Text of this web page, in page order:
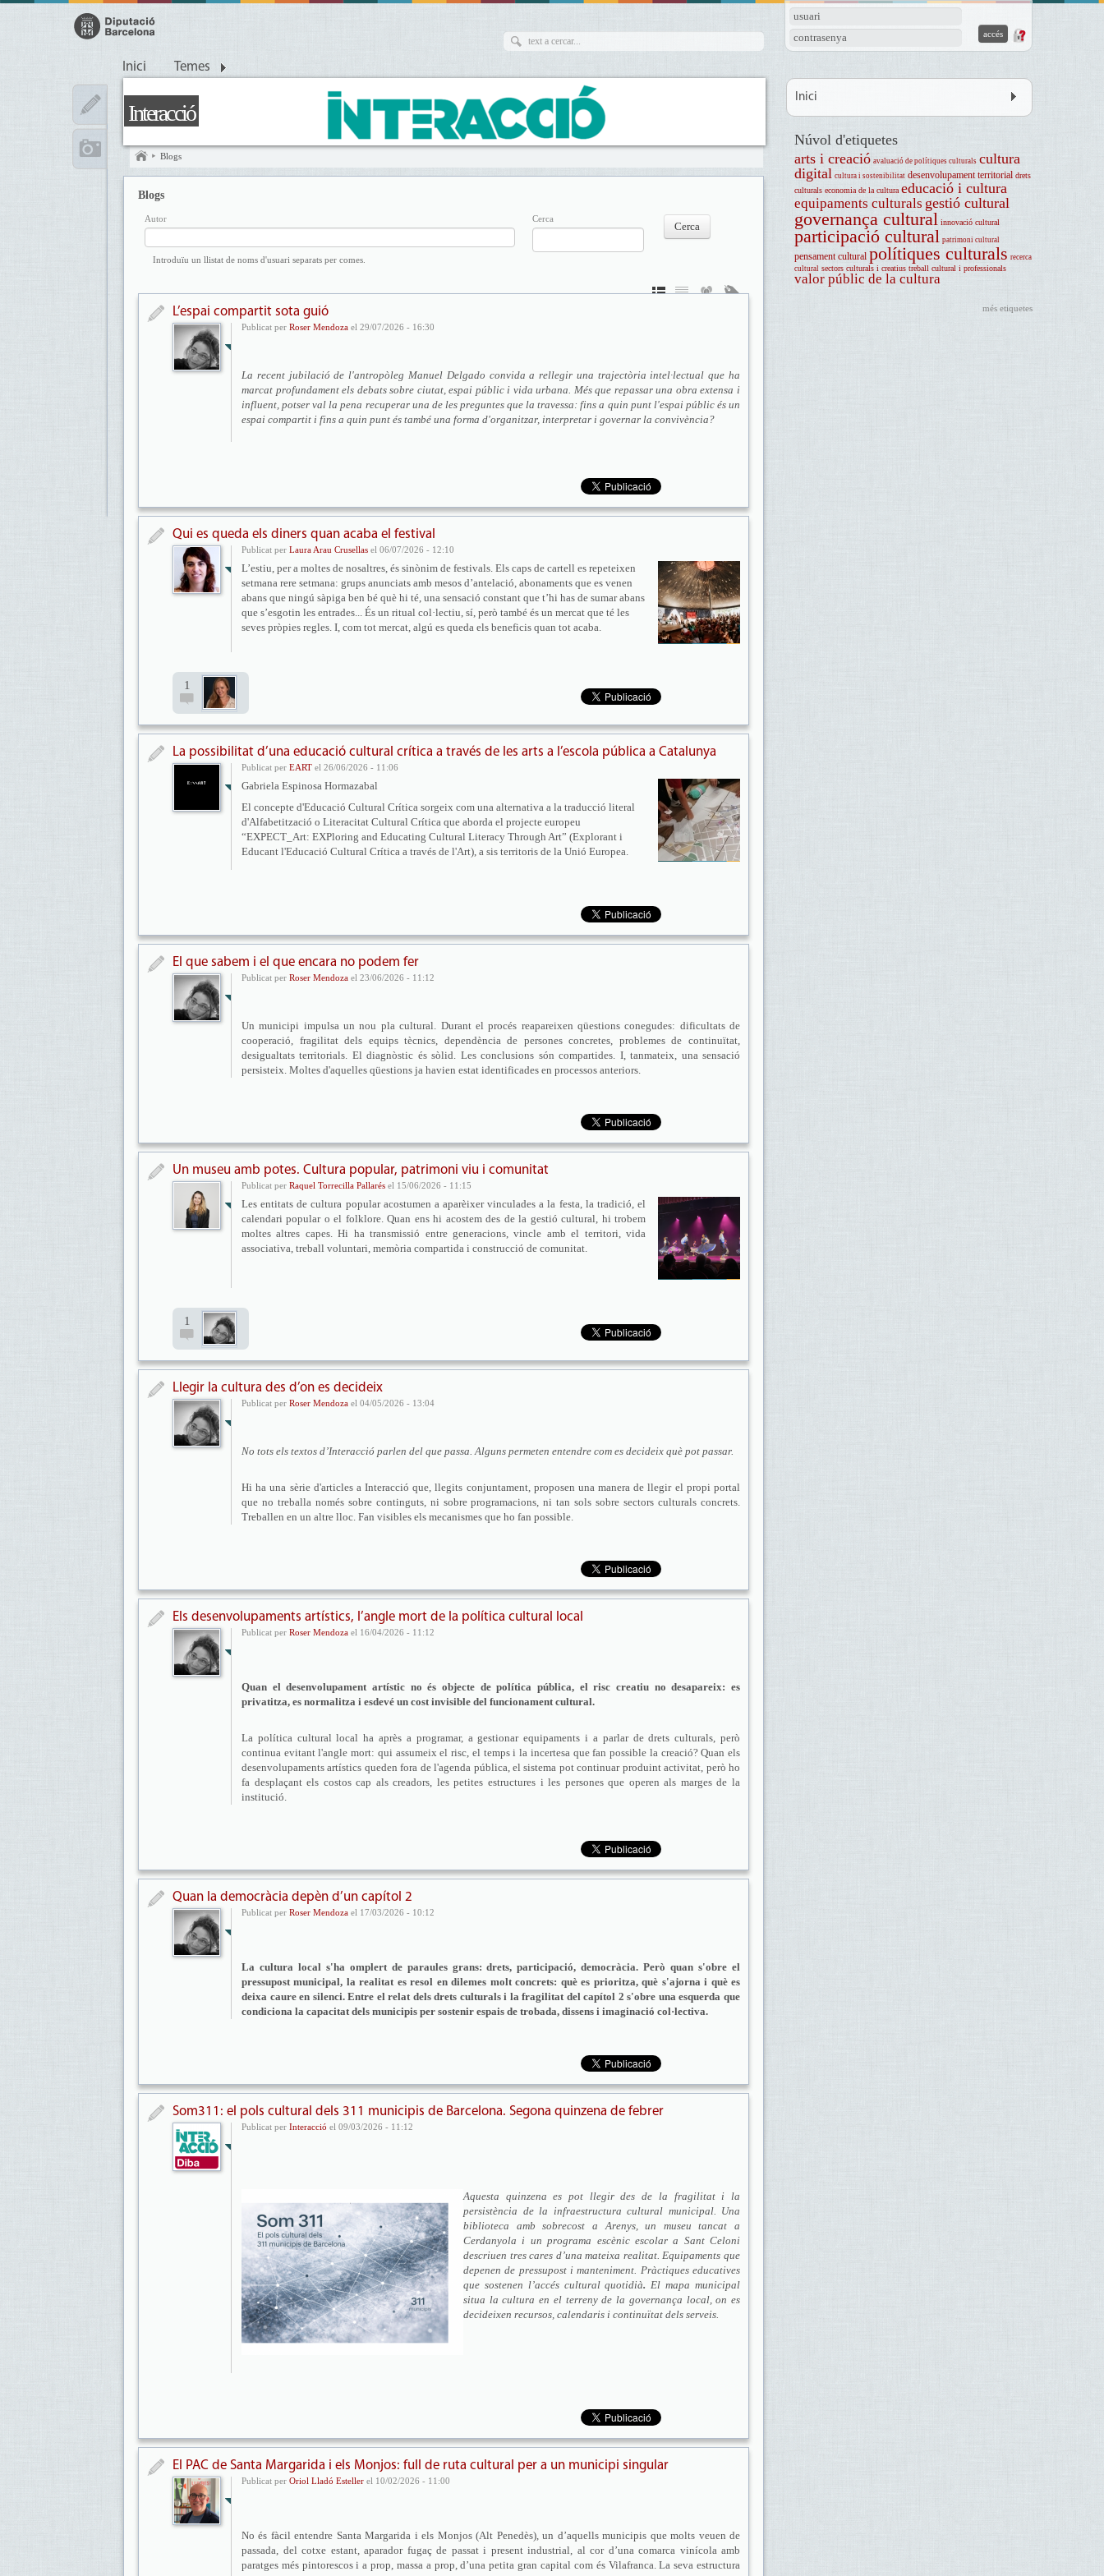
usuari
contrasenya
Inici Temes
Interacció
Blogs
Blogs
Autor
Introduïu un llistat de noms d'usuari separats per comes.
Cerca
L’espai compartit sota guió
Publicat per Roser Mendoza el 29/07/2026 - 16:30
La recent jubilació de l'antropòleg Manuel Delgado convida a rellegir una trajectòria intel·lectual que ha
marcat profundament els debats sobre ciutat, espai públic i vida urbana. Més que repassar una obra extensa i
influent, potser val la pena recuperar una de les preguntes que la travessa: fins a quin punt l'espai públic és un
espai compartit i fins a quin punt és també una forma d'organitzar, interpretar i governar la convivència?
Qui es queda els diners quan acaba el festival
Publicat per Laura Arau Crusellas el 06/07/2026 - 12:10
L’estiu, per a moltes de nosaltres, és sinònim de festivals. Els caps de cartell es repeteixen
setmana rere setmana: grups anunciats amb mesos d’antelació, abonaments que es venen
abans que ningú sàpiga ben bé què hi té, una sensació constant que t’hi has de sumar abans
que s’esgotin les entrades... És un ritual col·lectiu, sí, però també és un mercat que té les
seves pròpies regles. I, com tot mercat, algú es queda els beneficis quan tot acaba.
1
La possibilitat d’una educació cultural crítica a través de les arts a l’escola pública a Catalunya
Publicat per EART el 26/06/2026 - 11:06
Gabriela Espinosa Hormazabal
El concepte d'Educació Cultural Crítica sorgeix com una alternativa a la traducció literal
d'Alfabetització o Literacitat Cultural Crítica que aborda el projecte europeu
“EXPECT_Art: EXPloring and Educating Cultural Literacy Through Art” (Explorant i
Educant l'Educació Cultural Crítica a través de l'Art), a sis territoris de la Unió Europea.
El que sabem i el que encara no podem fer
Publicat per Roser Mendoza el 23/06/2026 - 11:12
Un municipi impulsa un nou pla cultural. Durant el procés reapareixen qüestions conegudes: dificultats de
cooperació, fragilitat dels equips tècnics, dependència de persones concretes, problemes de continuïtat,
desigualtats territorials. El diagnòstic és sòlid. Les conclusions són compartides. I, tanmateix, una sensació
persisteix. Moltes d'aquelles qüestions ja havien estat identificades en processos anteriors.
Un museu amb potes. Cultura popular, patrimoni viu i comunitat
Publicat per Raquel Torrecilla Pallarés el 15/06/2026 - 11:15
Les entitats de cultura popular acostumen a aparèixer vinculades a la festa, la tradició, el
calendari popular o el folklore. Quan ens hi acostem des de la gestió cultural, hi trobem
moltes altres capes. Hi ha transmissió entre generacions, vincle amb el territori, vida
associativa, treball voluntari, memòria compartida i construcció de comunitat.
1
Llegir la cultura des d’on es decideix
Publicat per Roser Mendoza el 04/05/2026 - 13:04
No tots els textos d’Interacció parlen del que passa. Alguns permeten entendre com es decideix què pot passar.
Hi ha una sèrie d'articles a Interacció que, llegits conjuntament, proposen una manera de llegir el propi portal
que no treballa només sobre continguts, ni sobre programacions, ni tan sols sobre sectors culturals concrets.
Treballen en un altre lloc. Fan visibles els mecanismes que ho fan possible.
Els desenvolupaments artístics, l’angle mort de la política cultural local
Publicat per Roser Mendoza el 16/04/2026 - 11:12
Quan el desenvolupament artístic no és objecte de política pública, el risc creatiu no desapareix: es
privatitza, es normalitza i esdevé un cost invisible del funcionament cultural.
La política cultural local ha après a programar, a gestionar equipaments i a parlar de drets culturals, però
continua evitant l'angle mort: qui assumeix el risc, el temps i la incertesa que fan possible la creació? Quan els
desenvolupaments artístics queden fora de l'agenda pública, el sistema pot continuar produint activitat, però ho
fa desplaçant els costos cap als creadors, les petites estructures i les persones que operen als marges de la
institució.
Quan la democràcia depèn d’un capítol 2
Publicat per Roser Mendoza el 17/03/2026 - 10:12
La cultura local s'ha omplert de paraules grans: drets, participació, democràcia. Però quan s'obre el
pressupost municipal, la realitat es resol en dilemes molt concrets: què es prioritza, què s'ajorna i què es
deixa caure en silenci. Entre el relat dels drets culturals i la fragilitat del capítol 2 s'obre una esquerda que
condiciona la capacitat dels municipis per sostenir espais de trobada, dissens i imaginació col·lectiva.
Som311: el pols cultural dels 311 municipis de Barcelona. Segona quinzena de febrer
Publicat per Interacció el 09/03/2026 - 11:12
Aquesta quinzena es pot llegir des de la fragilitat i la
persistència de la infraestructura cultural municipal. Una
biblioteca amb sobrecost a Arenys, un museu tancat a
Cerdanyola i un programa escènic escolar a Sant Celoni
descriuen tres cares d’una mateixa realitat. Equipaments que
depenen de pressupost i manteniment. Pràctiques educatives
que sostenen l’accés cultural quotidià. El mapa municipal
situa la cultura en el terreny de la governança local, on es
decideixen recursos, calendaris i continuïtat dels serveis.
El PAC de Santa Margarida i els Monjos: full de ruta cultural per a un municipi singular
Publicat per Oriol Lladó Esteller el 10/02/2026 - 11:00
No és fàcil entendre Santa Margarida i els Monjos (Alt Penedès), un d’aquells municipis que molts veuen de
passada, del cotxe estant, aparador fugaç de passat i present industrial, al cor d’una comarca vinícola amb
paratges més pintorescos i a prop, massa a prop, d’una petita gran capital com és Vilafranca. La seva estructura
Inici
Núvol d'etiquetes
arts i creació avaluació de polítiques culturals cultura
digital cultura i sostenibilitat desenvolupament territorial drets
culturals economia de la cultura educació i cultura
equipaments culturals gestió cultural
governança cultural innovació cultural
participació cultural patrimoni cultural
pensament cultural polítiques culturals recerca
cultural sectors culturals i creatius treball cultural i professionals
valor públic de la cultura
més etiquetes